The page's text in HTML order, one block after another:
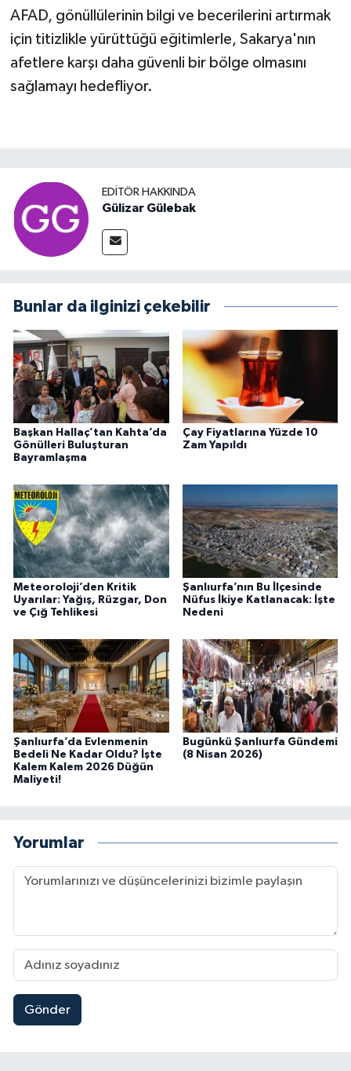
AFAD, gönüllülerinin bilgi ve becerilerini artırmak
için titizlikle yürüttüğü eğitimlerle, Sakarya'nın
afetlere karşı daha güvenli bir bölge olmasını
sağlamayı hedefliyor.
EDITÖR HAKKINDA
Gülizar Gülebak
Bunlar da ilginizi çekebilir
Başkan Hallaç’tan Kahta’da
Gönülleri Buluşturan
Bayramlaşma
Çay Fiyatlarına Yüzde 10
Zam Yapıldı
Meteoroloji’den Kritik
Uyarılar: Yağış, Rüzgar, Don
ve Çığ Tehlikesi
Şanlıurfa’nın Bu İlçesinde
Nüfus İkiye Katlanacak: İşte
Nedeni
Şanlıurfa’da Evlenmenin
Bedeli Ne Kadar Oldu? İşte
Kalem Kalem 2026 Düğün
Maliyeti!
Bugünkü Şanlıurfa Gündemi
(8 Nisan 2026)
Yorumlar
Gönder